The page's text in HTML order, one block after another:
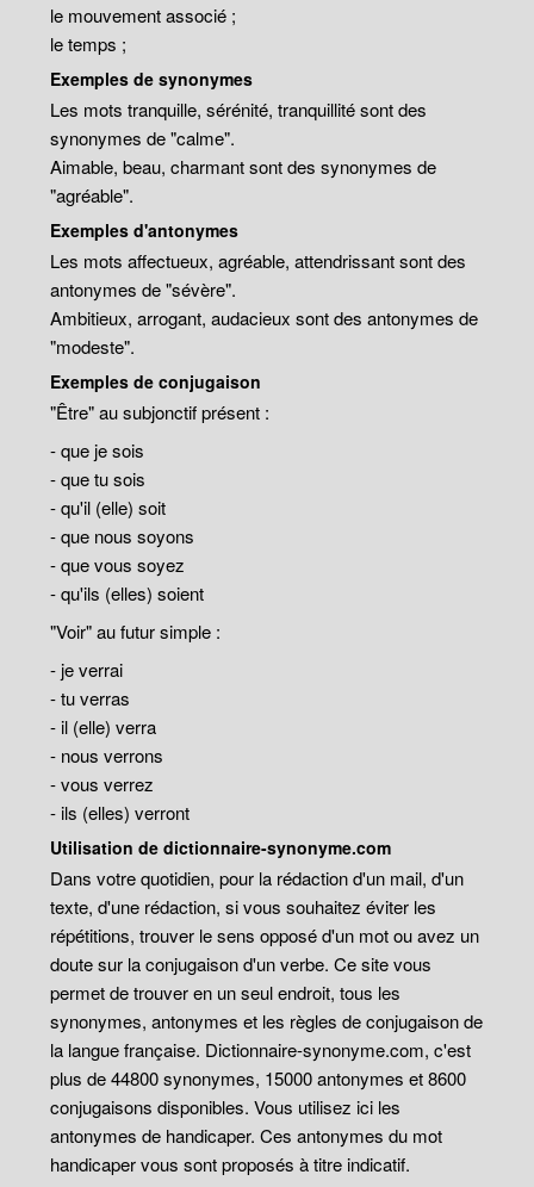
le mouvement associé ;
le temps ;
Exemples de synonymes
Les mots tranquille, sérénité, tranquillité sont des
synonymes de "calme".
Aimable, beau, charmant sont des synonymes de
"agréable".
Exemples d'antonymes
Les mots affectueux, agréable, attendrissant sont des
antonymes de "sévère".
Ambitieux, arrogant, audacieux sont des antonymes de
"modeste".
Exemples de conjugaison
"Être" au subjonctif présent :
- que je sois
- que tu sois
- qu'il (elle) soit
- que nous soyons
- que vous soyez
- qu'ils (elles) soient
"Voir" au futur simple :
- je verrai
- tu verras
- il (elle) verra
- nous verrons
- vous verrez
- ils (elles) verront
Utilisation de dictionnaire-synonyme.com
Dans votre quotidien, pour la rédaction d'un mail, d'un
texte, d'une rédaction, si vous souhaitez éviter les
répétitions, trouver le sens opposé d'un mot ou avez un
doute sur la conjugaison d'un verbe. Ce site vous
permet de trouver en un seul endroit, tous les
synonymes, antonymes et les règles de conjugaison de
la langue française. Dictionnaire-synonyme.com, c'est
plus de 44800 synonymes, 15000 antonymes et 8600
conjugaisons disponibles. Vous utilisez ici les
antonymes de handicaper. Ces antonymes du mot
handicaper vous sont proposés à titre indicatif.